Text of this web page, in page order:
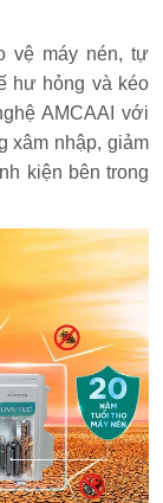
vệ máy nén, tự
hư hỏng và kéo
AMCAAI với
xâm nhập, giảm
kiện bên trong